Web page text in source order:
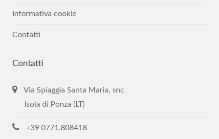
Informativa cookie
Contatti
Contatti
Via Spiaggia Santa Maria, snc
Isola di Ponza (LT)
+39 0771.808418